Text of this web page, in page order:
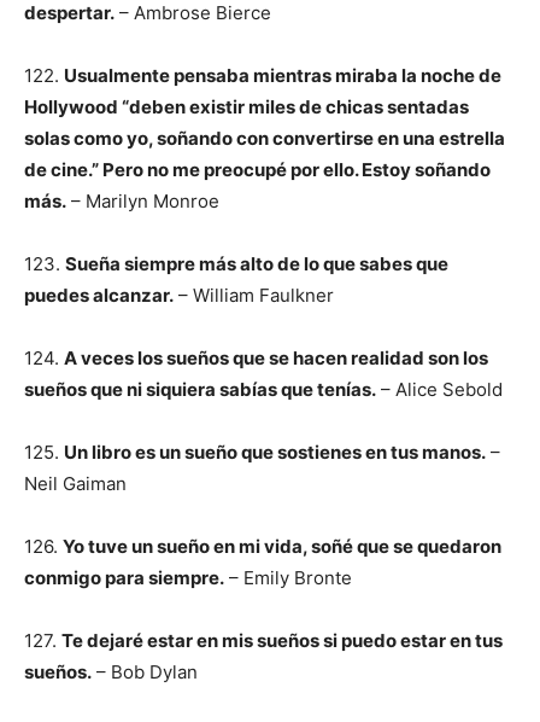
despertar. – Ambrose Bierce
122. Usualmente pensaba mientras miraba la noche de
Hollywood “deben existir miles de chicas sentadas
solas como yo, soñando con convertirse en una estrella
de cine.” Pero no me preocupé por ello. Estoy soñando
más. – Marilyn Monroe
123. Sueña siempre más alto de lo que sabes que
puedes alcanzar. – William Faulkner
124. A veces los sueños que se hacen realidad son los
sueños que ni siquiera sabías que tenías. – Alice Sebold
125. Un libro es un sueño que sostienes en tus manos. –
Neil Gaiman
126. Yo tuve un sueño en mi vida, soñé que se quedaron
conmigo para siempre. – Emily Bronte
127. Te dejaré estar en mis sueños si puedo estar en tus
sueños. – Bob Dylan